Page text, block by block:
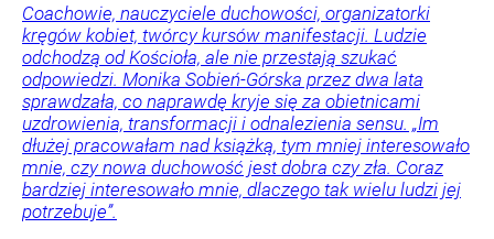
Coachowie, nauczyciele duchowości, organizatorki
kręgów kobiet, twórcy kursów manifestacji. Ludzie
odchodzą od Kościoła, ale nie przestają szukać
odpowiedzi. Monika Sobień-Górska przez dwa lata
sprawdzała, co naprawdę kryje się za obietnicami
uzdrowienia, transformacji i odnalezienia sensu. „Im
dłużej pracowałam nad książką, tym mniej interesowało
mnie, czy nowa duchowość jest dobra czy zła. Coraz
bardziej interesowało mnie, dlaczego tak wielu ludzi jej
potrzebuje”.